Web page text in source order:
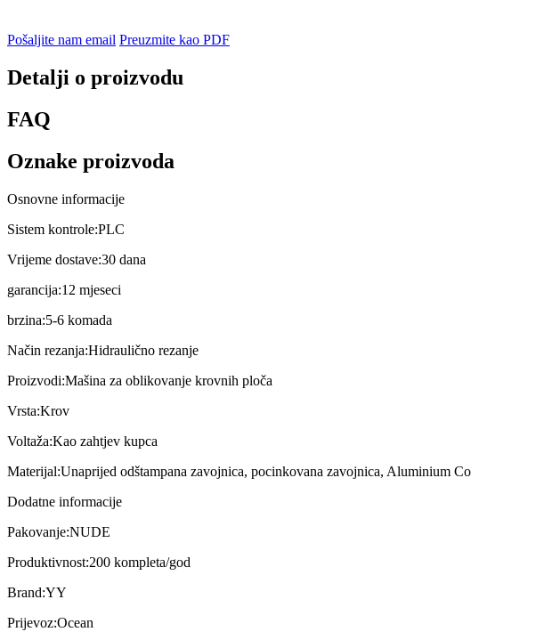
Pošaljite nam email Preuzmite kao PDF
Detalji o proizvodu
FAQ
Oznake proizvoda
Osnovne informacije
Sistem kontrole:PLC
Vrijeme dostave:30 dana
garancija:12 mjeseci
brzina:5-6 komada
Način rezanja:Hidraulično rezanje
Proizvodi:Mašina za oblikovanje krovnih ploča
Vrsta:Krov
Voltaža:Kao zahtjev kupca
Materijal:Unaprijed odštampana zavojnica, pocinkovana zavojnica, Aluminium Co
Dodatne informacije
Pakovanje:NUDE
Produktivnost:200 kompleta/god
Brand:YY
Prijevoz:Ocean